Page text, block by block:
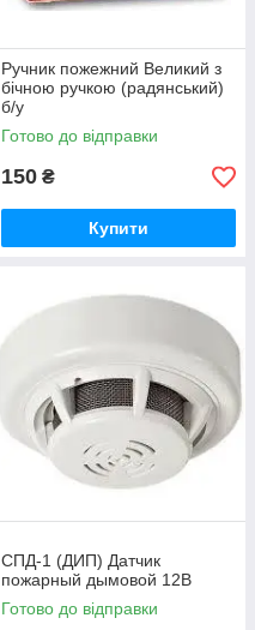
Ручник пожежний Великий з
бічною ручкою (радянський)
б/у
Готово до відправки
150 ₴
Купити
CПД-1 (ДИП) Датчик
пожарный дымовой 12В
Готово до відправки